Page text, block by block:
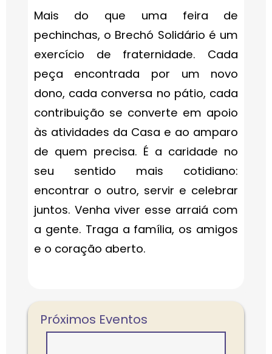
Próximos Eventos
Mais do que uma feira de
pechinchas, o Brechó Solidário é um
exercício de fraternidade. Cada
peça encontrada por um novo
dono, cada conversa no pátio, cada
contribuição se converte em apoio
às atividades da Casa e ao amparo
de quem precisa. É a caridade no
seu sentido mais cotidiano:
encontrar o outro, servir e celebrar
juntos. Venha viver esse arraiá com
a gente. Traga a família, os amigos
e o coração aberto.